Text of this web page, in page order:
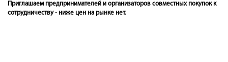
Приглашаем предпринимателей и организаторов совместных покупок к
сотрудничеству - ниже цен на рынке нет.